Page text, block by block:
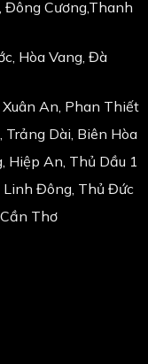
Đông Cương,Thanh
Hòa Vang, Đà
An, Phan Thiết
Trảng Dài, Biên Hòa
Hiệp An, Thủ Dầu 1
Linh Đông, Thủ Đức
Thơ